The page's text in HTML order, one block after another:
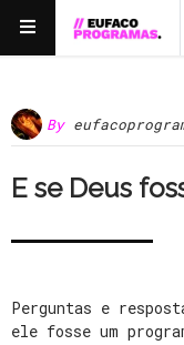
By
E se Deus
Perguntas e
ele fosse um